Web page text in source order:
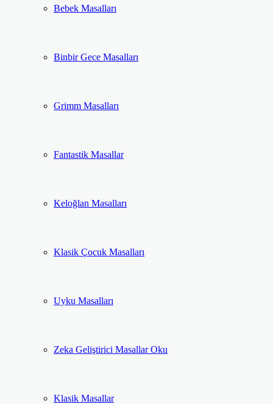
Bebek Masalları
Binbir Gece Masalları
Grimm Masalları
Fantastik Masallar
Keloğlan Masalları
Klasik Çocuk Masalları
Uyku Masalları
Zeka Geliştirici Masallar Oku
Klasik Masallar